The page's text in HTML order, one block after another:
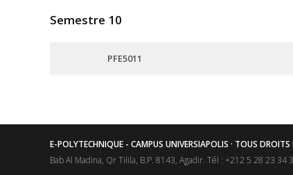
Semestre 10
PFE5011
E-POLYTECHNIQUE - CAMPUS UNIVERSIAPOLIS · TOUS DROITS
Bab Al Madina, Qr Tilila, B.P. 8143, Agadir. Tél : +212 5 28 23 34